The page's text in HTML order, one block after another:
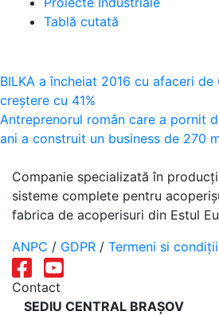
Tablă cutată
Navigare
în
articole
BILKA a încheiat 2016 cu afaceri
creștere cu 41%
Antreprenorul român care a pornit
ani a construit un business de 270
Companie specializată în
sisteme complete pentru
fabrica de acoperisuri din Estul
ANPC / GDPR / Termeni si condiții
Contact
SEDIU CENTRAL BRAȘOV